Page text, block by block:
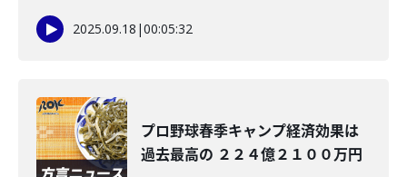
2025.09.18 |00:05:32
プロ野球春季キャンプ経済効果は
過去最高の ２２４億２１００万円